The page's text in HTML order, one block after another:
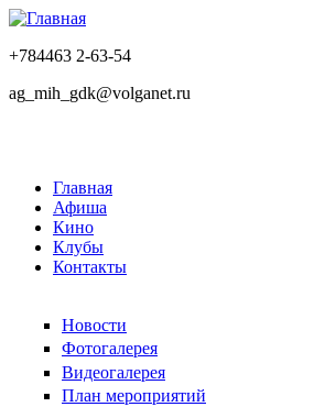
+784463 2-63-54
ag_mih_gdk@volganet.ru
Главная
Афиша
Кино
Клубы
Контакты
Новости
Фотогалерея
Видеогалерея
План мероприятий